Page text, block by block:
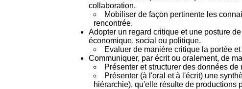
collaboration.
Mobiliser de façon pertinente les
rencontrée.
Adopter un regard critique et une posture
économique, social ou politique.
Evaluer de manière critique la portée
Communiquer, par écrit ou oralement, de
Présenter et structurer des données
Présenter (à l'oral et à l'écrit) une
hiérarchie), qu'elle résulte de productions